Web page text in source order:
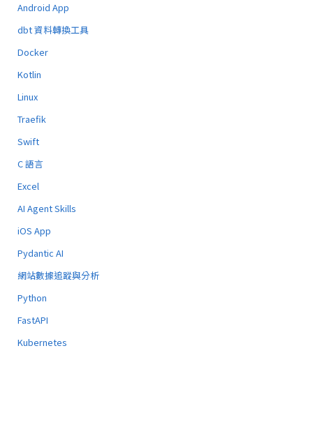
Android App
dbt 資料轉換工具
Docker
Kotlin
Linux
Traefik
Swift
C 語言
Excel
AI Agent Skills
iOS App
Pydantic AI
網站數據追蹤與分析
Python
FastAPI
Kubernetes